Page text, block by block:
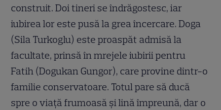
construit. Doi tineri se îndrăgostesc, iar
iubirea lor este pusă la grea încercare. Doga
(Sila Turkoglu) este proaspăt admisă la
facultate, prinsă în mrejele iubirii pentru
Fatih (Dogukan Gungor), care provine dintr-o
familie conservatoare. Totul pare să ducă
spre o viață frumoasă și lină împreună, dar o